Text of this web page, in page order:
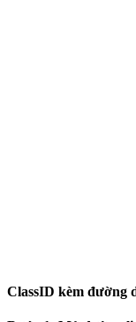
ClassID kèm đường